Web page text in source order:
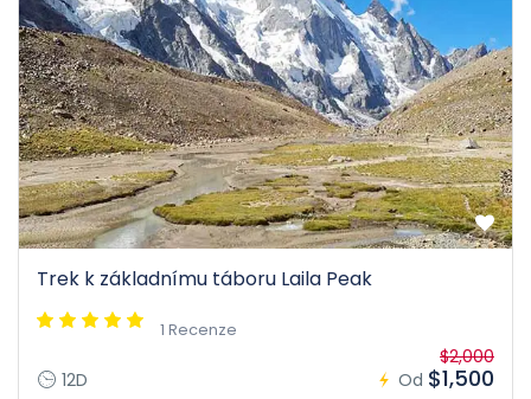
Trek k základnímu táboru Laila Peak
1 Recenze
12D Od
$2,000
$1,500